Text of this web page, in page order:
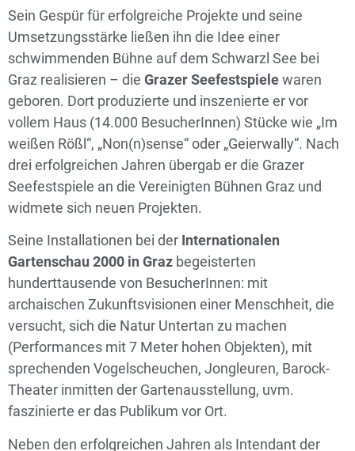
Sein Gespür für erfolgreiche Projekte und seine
Umsetzungsstärke ließen ihn die Idee einer
schwimmenden Bühne auf dem Schwarzl See bei
Graz realisieren – die Grazer Seefestspielewaren
geboren. Dort produzierte und inszenierte er vor
vollem Haus (14.000 BesucherInnen) Stücke wie „Im
weißen Rößl“, „Non(n)sense“ oder „Geierwally“. Nach
drei erfolgreichen Jahren übergab er die Grazer
Seefestspiele an die Vereinigten Bühnen Graz und
widmete sich neuen Projekten.
Seine Installationen bei der Internationalen
Gartenschau 2000 in Graz begeisterten
hunderttausende von BesucherInnen: mit
archaischen Zukunftsvisionen einer Menschheit, die
versucht, sich die Natur Untertan zu machen
(Performances mit 7 Meter hohen Objekten), mit
sprechenden Vogelscheuchen, Jongleuren, Barock-
Theater inmitten der Gartenausstellung, uvm.
faszinierte er das Publikum vor Ort.
Neben den erfolgreichen Jahren als Intendant der